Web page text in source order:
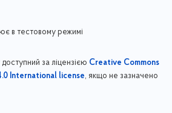
в тестовому режимі
за ліцензією Creative Commons
International license, якщо не зазначено